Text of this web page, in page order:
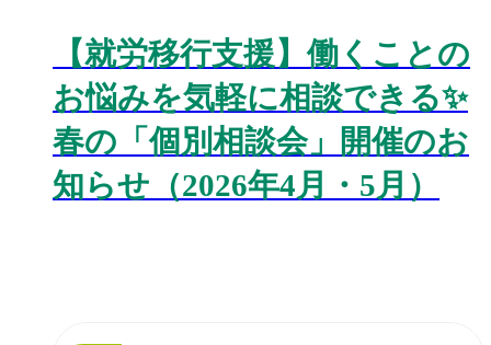
【就労移行支援】働くことの
お悩みを気軽に相談できる✨
春の「個別相談会」開催のお
知らせ（2026年4月・5月）